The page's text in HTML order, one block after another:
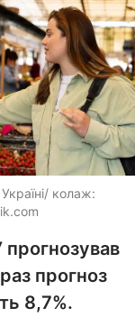
колаж:
прогноз
8,7%.